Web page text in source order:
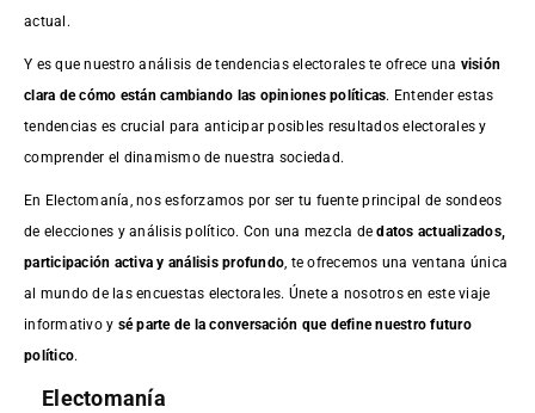
actual.
Y es que nuestro análisis de tendencias electorales te ofrece una visión
clara de cómo están cambiando las opiniones políticas. Entender estas
tendencias es crucial para anticipar posibles resultados electorales y
comprender el dinamismo de nuestra sociedad.
En Electomanía, nos esforzamos por ser tu fuente principal de sondeos
de elecciones y análisis político. Con una mezcla dedatos actualizados,
participación activa y análisis profundo , te ofrecemos una ventana única
al mundo de las encuestas electorales. Únete a nosotros en este viaje
informativo y sé parte de la conversación que define nuestro futuro
político.
Electomanía